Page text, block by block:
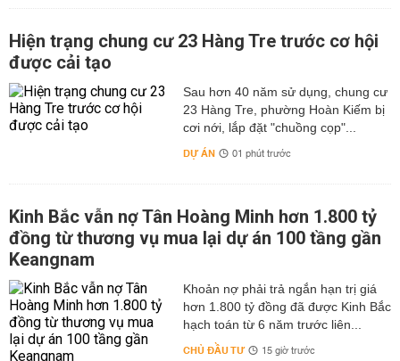
Hiện trạng chung cư 23 Hàng Tre trước cơ hội
được cải tạo
Sau hơn 40 năm sử dụng, chung cư
23 Hàng Tre, phường Hoàn Kiếm bị
cơi nới, lắp đặt "chuồng cọp"...
DỰ ÁN 01 phút trước
Kinh Bắc vẫn nợ Tân Hoàng Minh hơn 1.800 tỷ
đồng từ thương vụ mua lại dự án 100 tầng gần
Keangnam
hơn 1.800 tỷ đồng đã được Kinh Bắc
hạch toán từ 6 năm trước liên...
CHỦ ĐẦU TƯ 15 giờ trước